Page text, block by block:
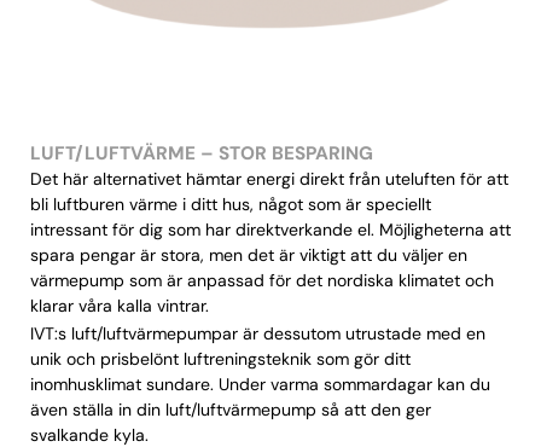
LUFT/LUFTVÄRME – STOR BESPARING
Det här alternativet hämtar energi direkt från uteluften för att
bli luftburen värme i ditt hus, något som är speciellt
intressant för dig som har direktverkande el. Möjligheterna att
spara pengar är stora, men det är viktigt att du väljer en
värmepump som är anpassad för det nordiska klimatet och
klarar våra kalla vintrar.
IVT:s luft/luftvärmepumpar är dessutom utrustade med en
unik och prisbelönt luftreningsteknik som gör ditt
inomhusklimat sundare. Under varma sommardagar kan du
även ställa in din luft/luftvärmepump så att den ger
svalkande kyla.